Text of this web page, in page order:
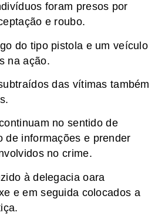
foram presos por
e roubo.
do tipo pistola e um veículo
na ação.
das vítimas também
no sentido de
de informações e prender
no crime.
à delegacia oara
e em seguida colocados a